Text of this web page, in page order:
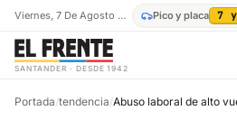
Viernes, 7 De Agosto De 2026 Pico y placa 7
SANTANDER · DESDE 1942
Portada/tendencia/